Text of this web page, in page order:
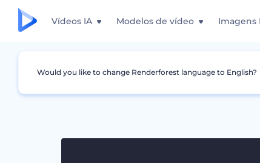
Vídeos IA Modelos de vídeo Imagens
Design Gráfico Anúncios Modelos de
Would you like to change Renderforest language to English?